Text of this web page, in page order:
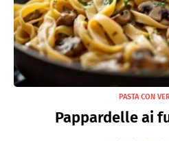
PASTA CON
Pappardelle ai